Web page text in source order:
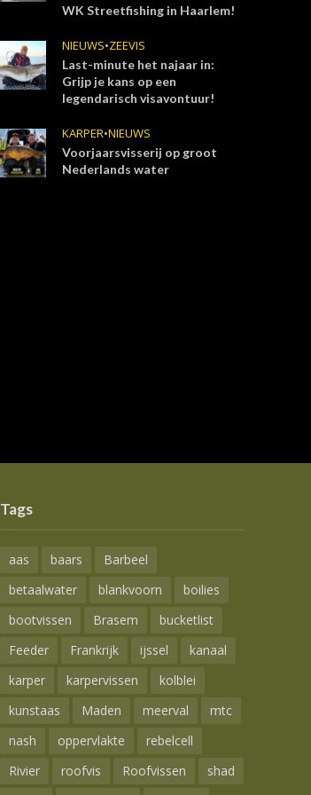
WK Streetfishing in Haarlem!
NIEUWS•ZEEVIS
Last-minute het najaar in:
Grijp je kans op een
legendarisch visavontuur!
KARPER•NIEUWS
Voorjaarsvisserij op groot
Nederlands water
Tags
aas baars
Barbeel
betaalwater
blankvoorn
boilies
bootvissen
Brasem
bucketlist
Feeder
Frankrijk ijssel
kanaal
karper
karpervissen
kolblei
kunstaas
Maden meerval
mtc
nash
oppervlakte
rebelcell
Rivier
roofvis Roofvissen
shad